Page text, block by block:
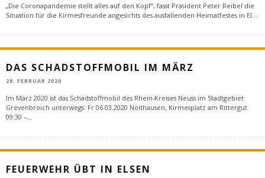
„Die Coronapandemie stellt alles auf den Kopf“, fasst Präsident Peter Reibel die
Situation für die Kirmesfreunde angesichts des ausfallenden Heimatfestes in El
DAS SCHADSTOFFMOBIL IM MÄRZ
28. FEBRUAR 2020
Im März 2020 ist das Schadstoffmobil des Rhein-Kreises Neuss im Stadtgebiet
Grevenbroich unterwegs. Fr 06.03.2020 Noithausen, Kirmesplatz am Rittergut
09:30 –
FEUERWEHR ÜBT IN ELSEN